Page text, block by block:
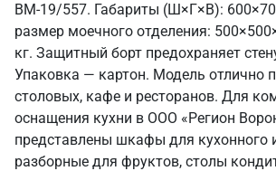
ВМ-19/557. Габариты (Ш×Г×В):
размер моечного отделения:
кг. Защитный борт предохраняет
Упаковка — картон. Модель отлично
столовых, кафе и ресторанов. Для
оснащения кухни в ООО «Регион
представлены шкафы для кухонного
разборные для фруктов, столы